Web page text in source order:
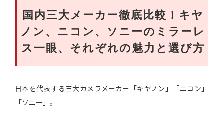
国内三大メーカー徹底比較！キヤ
ノン、ニコン、ソニーのミラーレ
ス一眼、それぞれの魅力と選び方
日本を代表する三大カメラメーカー「キヤノン」「ニコン」
「ソニー」。